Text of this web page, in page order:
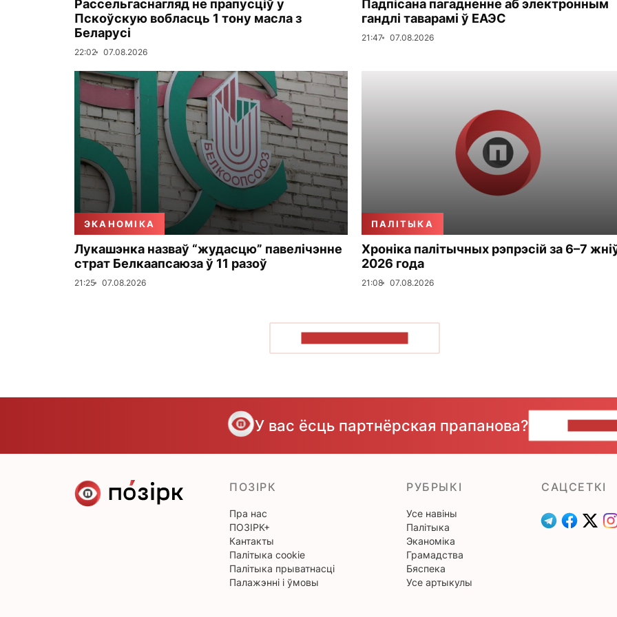
Рассельгаснагляд не прапусціў у
Пскоўскую вобласць 1 тону масла з
Беларусі
22:02 07.08.2026
Падпісана пагадненне аб электронным
гандлі таварамі ў ЕАЭС
21:47 07.08.2026
ЭКАНОМІКА
Лукашэнка назваў “жудасцю” павелічэнне
страт Белкаапсаюза ў 11 разоў
21:25 07.08.2026
ПАЛІТЫКА
Хроніка палітычных рэпрэсій за 6–7
2026 года
21:08 07.08.2026
У вас ёсць партнёрская прапанова?
ПОЗІРК
Пра нас
ПОЗІРК+
Кантакты
Палітыка cookie
Палітыка прыватнасці
Палажэнні і ўмовы
РУБРЫКІ
Усе навіны
Палітыка
Эканоміка
Грамадства
Бяспека
Усе артыкулы
САЦСЕТКІ